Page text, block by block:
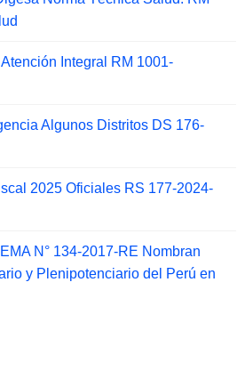
Integral RM 1001-
Algunos Distritos DS 176-
2025 Oficiales RS 177-2024-
N° 134-2017-RE Nombran
y Plenipotenciario del Perú en